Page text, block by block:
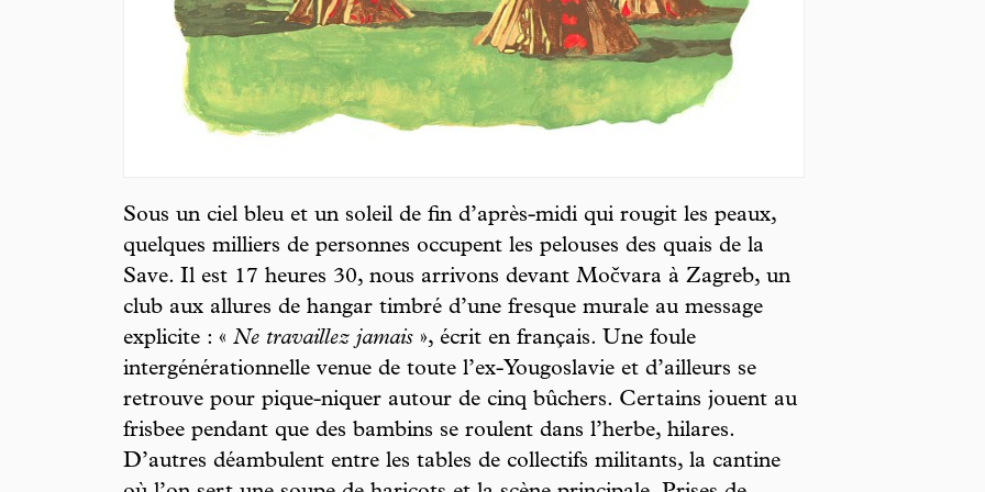
Sous un ciel bleu et un soleil de fin d’après-midi qui rougit les peaux,
quelques milliers de personnes occupent les pelouses des quais de la
Save. Il est 17 heures 30, nous arrivons devant Močvara à Zagreb, un
club aux allures de hangar timbré d’une fresque murale au message
explicite : « Ne travaillez jamais », écrit en français. Une foule
intergénérationnelle venue de toute l’ex-Yougoslavie et d’ailleurs se
retrouve pour pique-niquer autour de cinq bûchers. Certains jouent au
frisbee pendant que des bambins se roulent dans l’herbe, hilares.
D’autres déambulent entre les tables de collectifs militants, la cantine